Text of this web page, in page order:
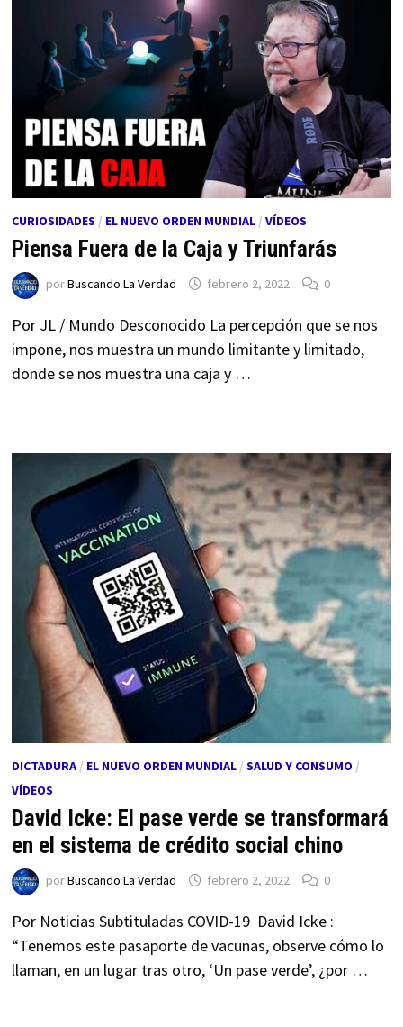
CURIOSIDADES / EL NUEVO ORDEN MUNDIAL/ VÍDEOS
Piensa Fuera de la Caja y Triunfarás
porBuscando La Verdad febrero 2, 2022 0
Por JL / Mundo Desconocido La percepción que se nos
impone, nos muestra un mundo limitante y limitado,
donde se nos muestra una caja y …
DICTADURA/ EL NUEVO ORDEN MUNDIAL/ SALUD Y CONSUMO /
VÍDEOS
David Icke: El pase verde se transformará
en el sistema de crédito social chino
porBuscando La Verdad febrero 2, 2022 0
Por Noticias Subtituladas COVID-19 David Icke :
“Tenemos este pasaporte de vacunas, observe cómo lo
llaman, en un lugar tras otro, ‘Un pase verde’, ¿por …